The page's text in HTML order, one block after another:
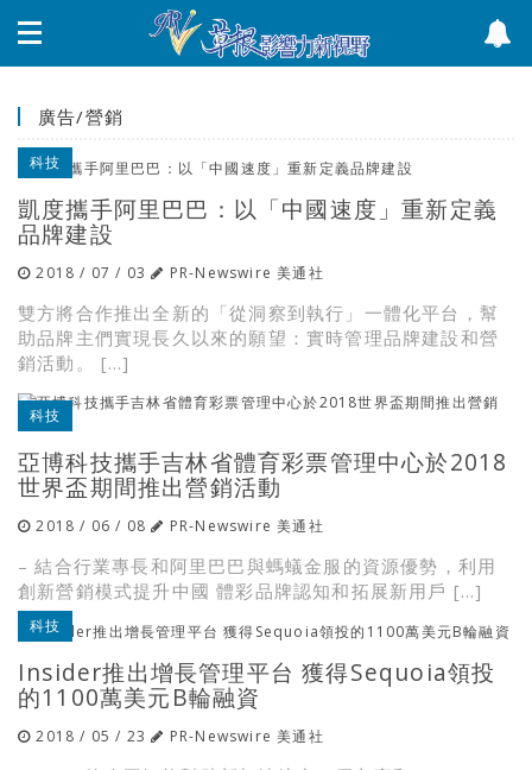
廣告/營銷
科技
凱度攜手阿里巴巴：以「中國速度」重新定義
品牌建設
2018 / 07 / 03 PR-Newswire 美通社
雙方將合作推出全新的「從洞察到執行」一體化平台，幫
助品牌主們實現長久以來的願望：實時管理品牌建設和營
銷活動。 […]
科技
亞博科技攜手吉林省體育彩票管理中心於2018
世界盃期間推出營銷活動
2018 / 06 / 08 PR-Newswire 美通社
– 結合行業專長和阿里巴巴與螞蟻金服的資源優勢，利用
創新營銷模式提升中國 體彩品牌認知和拓展新用戶 […]
科技
Insider推出增長管理平台 獲得Sequoia領投
的1100萬美元B輪融資
2018 / 05 / 23 PR-Newswire 美通社